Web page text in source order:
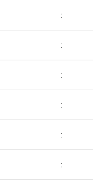
:
:
:
:
:
: